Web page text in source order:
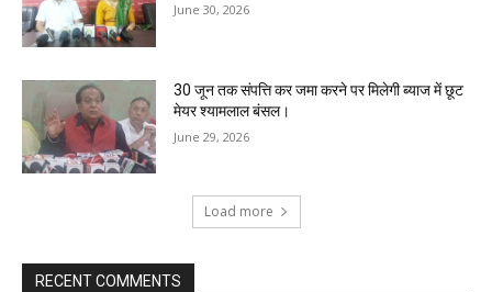
June 30, 2026
30 जून तक संपत्ति कर जमा करने पर मिलेगी ब्याज में छूट
मेयर श्यामलाल बंसल।
June 29, 2026
Load more
RECENT COMMENTS